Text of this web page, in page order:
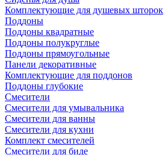
Комплектующие для душевых шторок
Поддоны
Поддоны квадратные
Поддоны полукруглые
Поддоны прямоугольные
Панели декоративные
Комплектующие для поддонов
Поддоны глубокие
Смесители
Смесители для умывальника
Смесители для ванны
Смесители для кухни
Комплект смесителей
Смесители для биде